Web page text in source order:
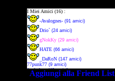
Aggiungi alla Friend List